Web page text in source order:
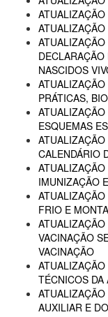
NASCIDOS
PRÁTICAS,
ESQUEMAS
CALENDÁRIO
IMUNIZAÇÃO
FRIO E
VACINAÇÃO
VACINAÇÃO
TÉCNICOS DA
AUXILIAR E